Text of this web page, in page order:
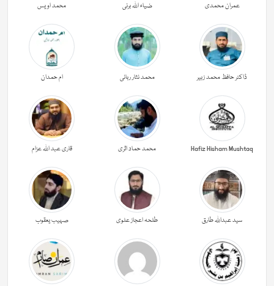
عمران محمدی ضیاء اللہ برنی محمد اویس
ڈاکٹر حافظ محمد زبیر محمد نثار ربانی ام حمدان
Hafiz Hisham Mushtaq محمد حماد اثری قاری عبد اللہ عزام
سید عبداللہ طارق طلحہ اعجاز علوی صہیب یعقوب